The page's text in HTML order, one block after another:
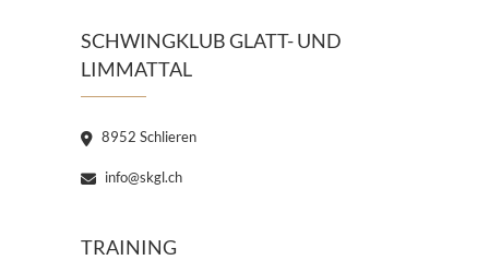
SCHWINGKLUB GLATT- UND
LIMMATTAL
8952 Schlieren
info@skgl.ch
TRAINING